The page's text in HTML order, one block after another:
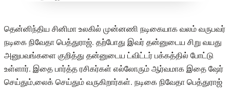
தென்னிந்திய சினிமா உலகில் முன்னணி நடிகையாக வலம் வருபவர்
நடிகை நிவேதா பெத்துராஜ். தற்போது இவர் தன்னுடைய சிறு வயது
அனுபவங்களை குறித்து தன்னுடைய ட்விட்டர் பக்கத்தில் போட்டு
உள்ளார். இதை பார்த்த ரசிகர்கள் எல்லோரும் ஆர்வமாக இதை ஷேர்
செய்தும்,லைக் செய்தும் வருகிறார்கள். நடிகை நிவேதா பெத்துராஜ்